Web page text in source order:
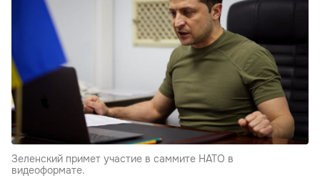
Зеленский примет участие в саммите НАТО в
видеоформате.